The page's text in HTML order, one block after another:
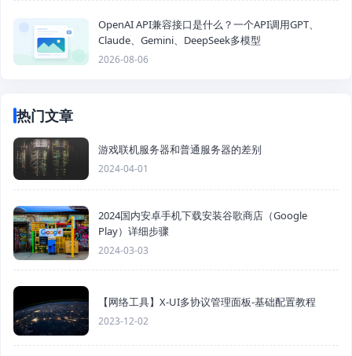
OpenAI API兼容接口是什么？一个API调用GPT、
Claude、Gemini、DeepSeek多模型
2026-08-06
热门文章
游戏联机服务器和普通服务器的差别
2024-04-01
2024国内安卓手机下载安装谷歌商店（Google
Play）详细步骤
2024-03-03
【网络工具】X-UI多协议管理面板-基础配置教程
2023-12-02